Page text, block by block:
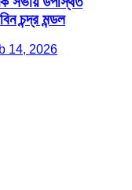
চন্দ্র মন্ডল
14, 2026